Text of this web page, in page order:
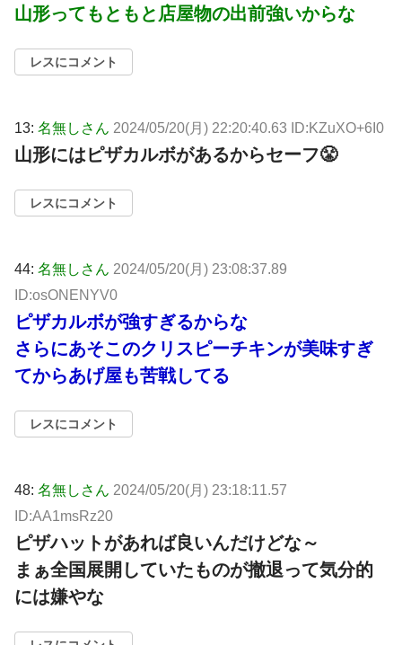
山形ってもともと店屋物の出前強いからな
レスにコメント
13: 名無しさん 2024/05/20(月) 22:20:40.63 ID:KZuXO+6I0
山形にはピザカルボがあるからセーフ😤
レスにコメント
44: 名無しさん 2024/05/20(月) 23:08:37.89
ID:osONENYV0
ピザカルボが強すぎるからな
さらにあそこのクリスピーチキンが美味すぎ
てからあげ屋も苦戦してる
レスにコメント
48: 名無しさん 2024/05/20(月) 23:18:11.57
ID:AA1msRz20
ピザハットがあれば良いんだけどな～
まぁ全国展開していたものが撤退って気分的
には嫌やな